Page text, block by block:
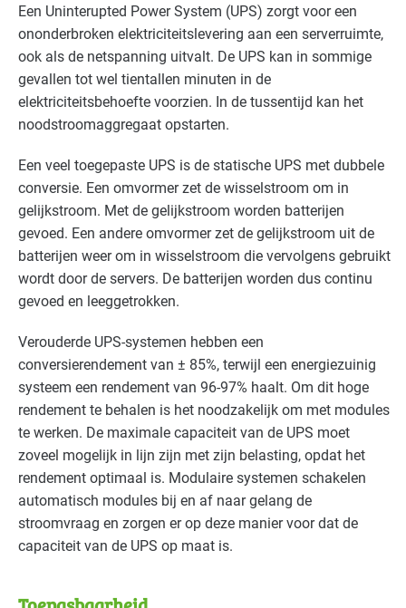
Grafische industrie Basis
Handel en distributie Basis
Industrie - hout en meubel Basis
Industrie - metalektro Basis
Industrie - papier en karton(waren) Basis
Industrie - verf en drukinkt Basis
Kantoren Basis
Onderwijs Basis
Sport - overig Basis
Voedingsindustrie - brood en banket Basis
Voedingsindustrie - overig Basis
Voedingsindustrie - zoetwaren Basis
Een Uninterupted Power System (UPS) zorgt voor een
ononderbroken elektriciteitslevering aan een serverruimte,
ook als de netspanning uitvalt. De UPS kan in sommige
gevallen tot wel tientallen minuten in de
elektriciteitsbehoefte voorzien. In de tussentijd kan het
noodstroomaggregaat opstarten.
Een veel toegepaste UPS is de statische UPS met dubbele
conversie. Een omvormer zet de wisselstroom om in
gelijkstroom. Met de gelijkstroom worden batterijen
gevoed. Een andere omvormer zet de gelijkstroom uit de
batterijen weer om in wisselstroom die vervolgens gebruikt
wordt door de servers. De batterijen worden dus continu
gevoed en leeggetrokken.
Verouderde UPS-systemen hebben een
conversierendement van ± 85%, terwijl een energiezuinig
systeem een rendement van 96-97% haalt. Om dit hoge
rendement te behalen is het noodzakelijk om met modules
te werken. De maximale capaciteit van de UPS moet
zoveel mogelijk in lijn zijn met zijn belasting, opdat het
rendement optimaal is. Modulaire systemen schakelen
automatisch modules bij en af naar gelang de
stroomvraag en zorgen er op deze manier voor dat de
capaciteit van de UPS op maat is.